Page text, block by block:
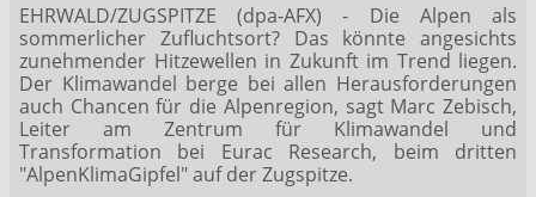
EHRWALD/ZUGSPITZE (dpa-AFX) - Die Alpen als
sommerlicher Zufluchtsort? Das könnte angesichts
zunehmender Hitzewellen in Zukunft im Trend liegen.
Der Klimawandel berge bei allen Herausforderungen
auch Chancen für die Alpenregion, sagt Marc Zebisch,
Leiter am Zentrum für Klimawandel und
Transformation bei Eurac Research, beim dritten
"AlpenKlimaGipfel" auf der Zugspitze.